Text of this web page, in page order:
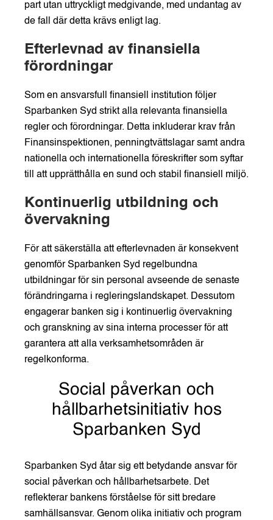
part utan uttryckligt medgivande, med undantag av
de fall där detta krävs enligt lag.
Efterlevnad av finansiella
förordningar
Som en ansvarsfull finansiell institution följer
Sparbanken Syd strikt alla relevanta finansiella
regler och förordningar. Detta inkluderar krav från
Finansinspektionen, penningtvättslagar samt andra
nationella och internationella föreskrifter som syftar
till att upprätthålla en sund och stabil finansiell miljö.
Kontinuerlig utbildning och
övervakning
För att säkerställa att efterlevnaden är konsekvent
genomför Sparbanken Syd regelbundna
utbildningar för sin personal avseende de senaste
förändringarna i regleringslandskapet. Dessutom
engagerar banken sig i kontinuerlig övervakning
och granskning av sina interna processer för att
garantera att alla verksamhetsområden är
regelkonforma.
Social påverkan och
hållbarhetsinitiativ hos
Sparbanken Syd
Sparbanken Syd åtar sig ett betydande ansvar för
social påverkan och hållbarhetsarbete. Det
reflekterar bankens förståelse för sitt bredare
samhällsansvar. Genom olika initiativ och program